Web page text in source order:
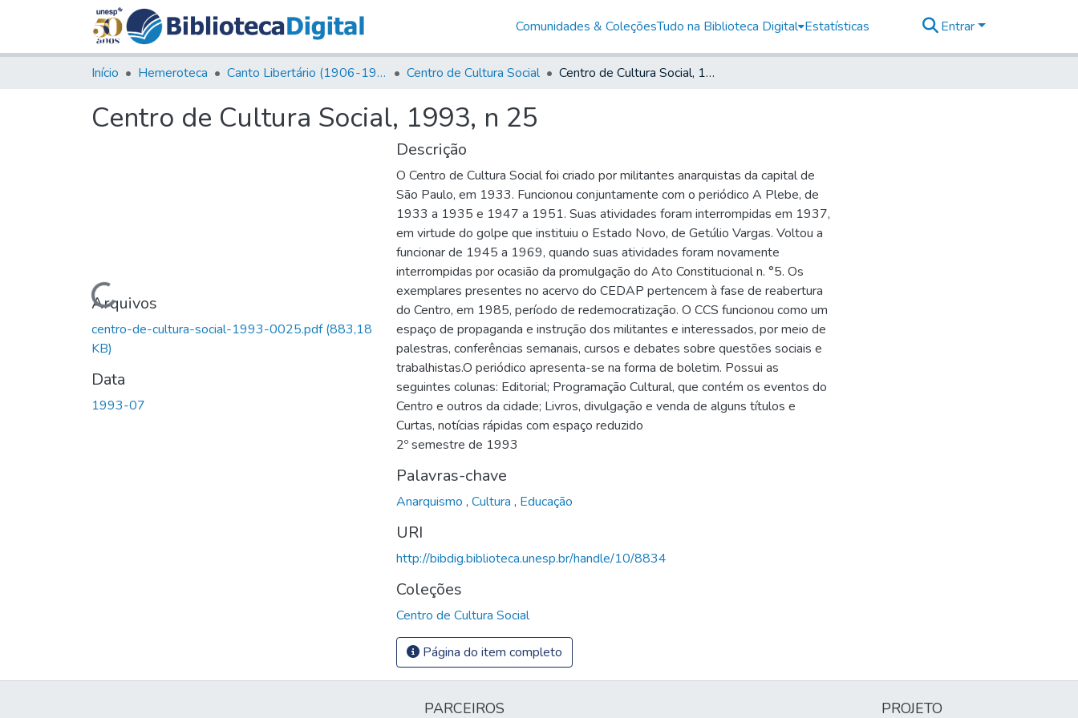
Comunidades & ColeçõesTudo na Biblioteca Digital Estatísticas Entrar
Início Hemeroteca Canto Libertário (1906-1995) Centro de Cultura Social Centro de Cultura Social, 1993, n 25
Centro de Cultura Social, 1993, n 25
Carregando...
Arquivos
centro-de-cultura-social-1993-0025.pdf(883,18
KB)
Data
1993-07
Descrição
O Centro de Cultura Social foi criado por militantes anarquistas da capital de
São Paulo, em 1933. Funcionou conjuntamente com o periódico A Plebe, de
1933 a 1935 e 1947 a 1951. Suas atividades foram interrompidas em 1937,
em virtude do golpe que instituiu o Estado Novo, de Getúlio Vargas. Voltou a
funcionar de 1945 a 1969, quando suas atividades foram novamente
interrompidas por ocasião da promulgação do Ato Constitucional n. °5. Os
exemplares presentes no acervo do CEDAP pertencem à fase de reabertura
do Centro, em 1985, período de redemocratização. O CCS funcionou como um
espaço de propaganda e instrução dos militantes e interessados, por meio de
palestras, conferências semanais, cursos e debates sobre questões sociais e
trabalhistas.O periódico apresenta-se na forma de boletim. Possui as
seguintes colunas: Editorial; Programação Cultural, que contém os eventos do
Centro e outros da cidade; Livros, divulgação e venda de alguns títulos e
Curtas, notícias rápidas com espaço reduzido
2º semestre de 1993
Palavras-chave
Anarquismo , Cultura , Educação
URI
http://bibdig.biblioteca.unesp.br/handle/10/8834
Coleções
Centro de Cultura Social
Página do item completo
PARCEIROS PROJETO